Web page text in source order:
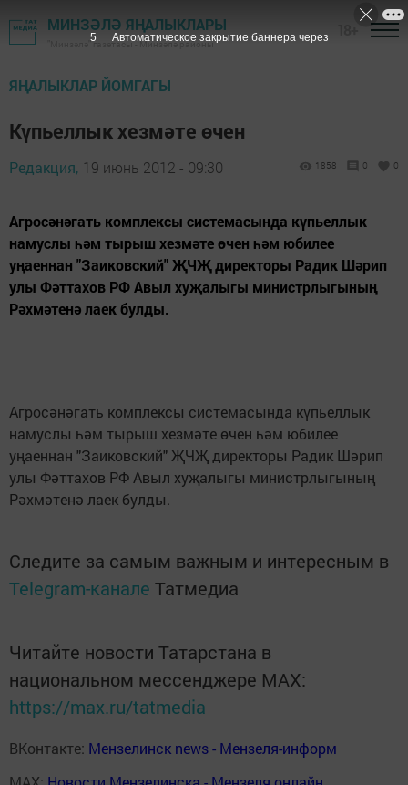
МИНЗӘЛӘ ЯҢАЛЫКЛАРЫ
"Минзәлә" газетасы - Минзәлә районы
ЯҢАЛЫКЛАР ЙОМГАГЫ
Күпьеллык хезмәте өчен
Редакция, 19 июнь 2012 - 09:30 1858 0 0
Агросәнәгать комплексы системасында күпьеллык
намуслы һәм тырыш хезмәте өчен һәм юбилее
уңаеннан "Заиковский" ҖЧҖ директоры Ра­дик Шәрип
улы Фәттахов РФ Авыл хуҗалыгы министрлыгының
Рәхмәтенә лаек булды.
Агросәнәгать комплексы системасында күпьеллык
намуслы һәм тырыш хезмәте өчен һәм юбилее
уңаеннан "Заиковский" ҖЧҖ директоры Ра­дик Шәрип
улы Фәттахов РФ Авыл хуҗалыгы министрлыгының
Рәхмәтенә лаек булды.
Следите за самым важным и интересным в
Telegram-канале Татмедиа
Читайте новости Татарстана в
национальном мессенджере MАХ:
https://max.ru/tatmedia
ВКонтакте: Мензелинск news - Мензеля-информ
4 Автоматическое закрытие баннера через